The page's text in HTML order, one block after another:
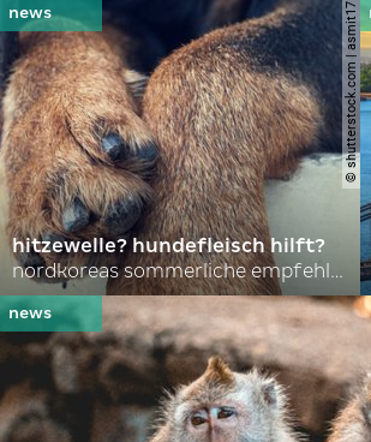
© shutterstock.com | asmit17
hitzewelle? hundefleisch hilft?
nordkoreas sommerliche empfehlungen